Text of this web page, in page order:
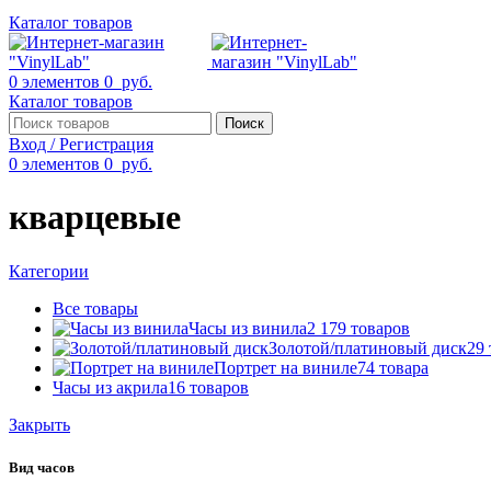
Каталог товаров
0 элементов 0 руб.
Каталог товаров
Поиск
Вход / Регистрация
0 элементов 0 руб.
кварцевые
Категории
Все товары
Часы из винила2 179 товаров
Золотой/платиновый диск29
Портрет на виниле74 товара
Часы из акрила16 товаров
Закрыть
Вид часов